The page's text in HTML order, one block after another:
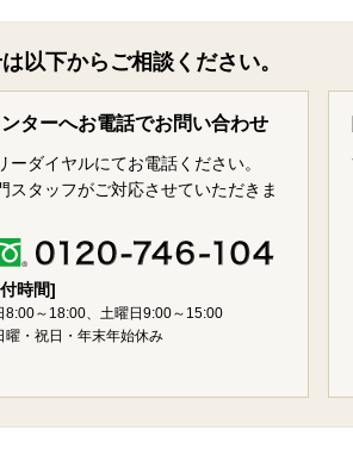
以下からご相談ください。
ターへお電話でお問い合わせ
ーダイヤルにてお電話ください。
スタッフがご対応させていただきま
時間]
8:00～18:00、土曜日9:00～15:00
・祝日・年末年始休み